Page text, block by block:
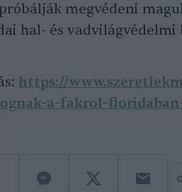
megvédeni
hal- és
https://
a-fakrol-